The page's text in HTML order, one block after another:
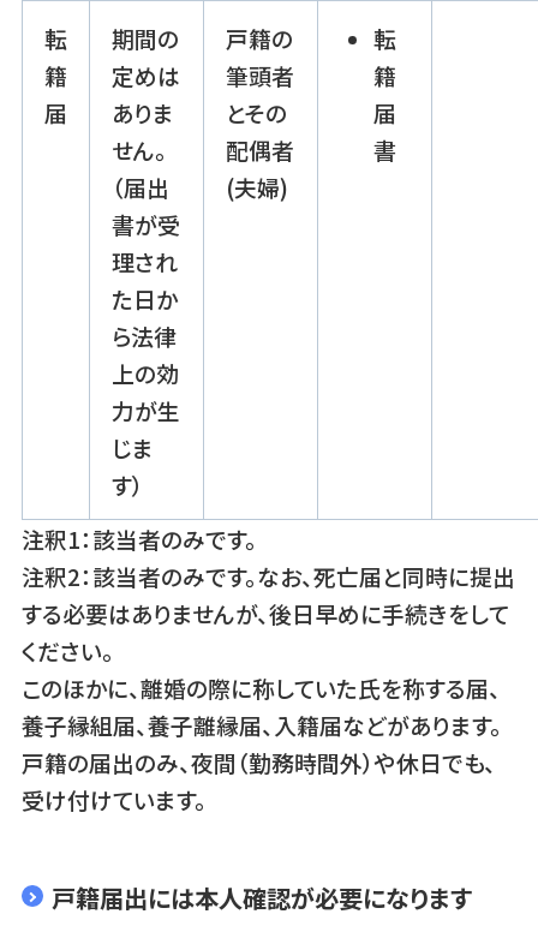
転
籍
届
期間の
定めは
ありま
せん。
（届出
書が受
理され
た日か
ら法律
上の効
力が生
じま
す）
戸籍の
筆頭者
とその
配偶者
(夫婦)
転
籍
届
書
注釈1：該当者のみです。
注釈2：該当者のみです。なお、死亡届と同時に提出
する必要はありませんが、後日早めに手続きをして
ください。
このほかに、離婚の際に称していた氏を称する届、
養子縁組届、養子離縁届、入籍届などがあります。
戸籍の届出のみ、夜間（勤務時間外）や休日でも、
受け付けています。
戸籍届出には本人確認が必要になります